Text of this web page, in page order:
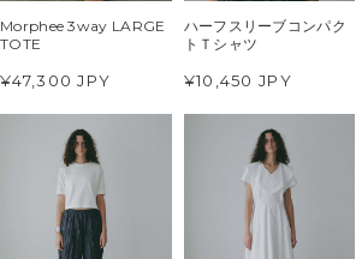
Morphee 3way LARGE
TOTE
¥47,300 JPY
ハーフスリーブコンパク
トＴシャツ
¥10,450 JPY